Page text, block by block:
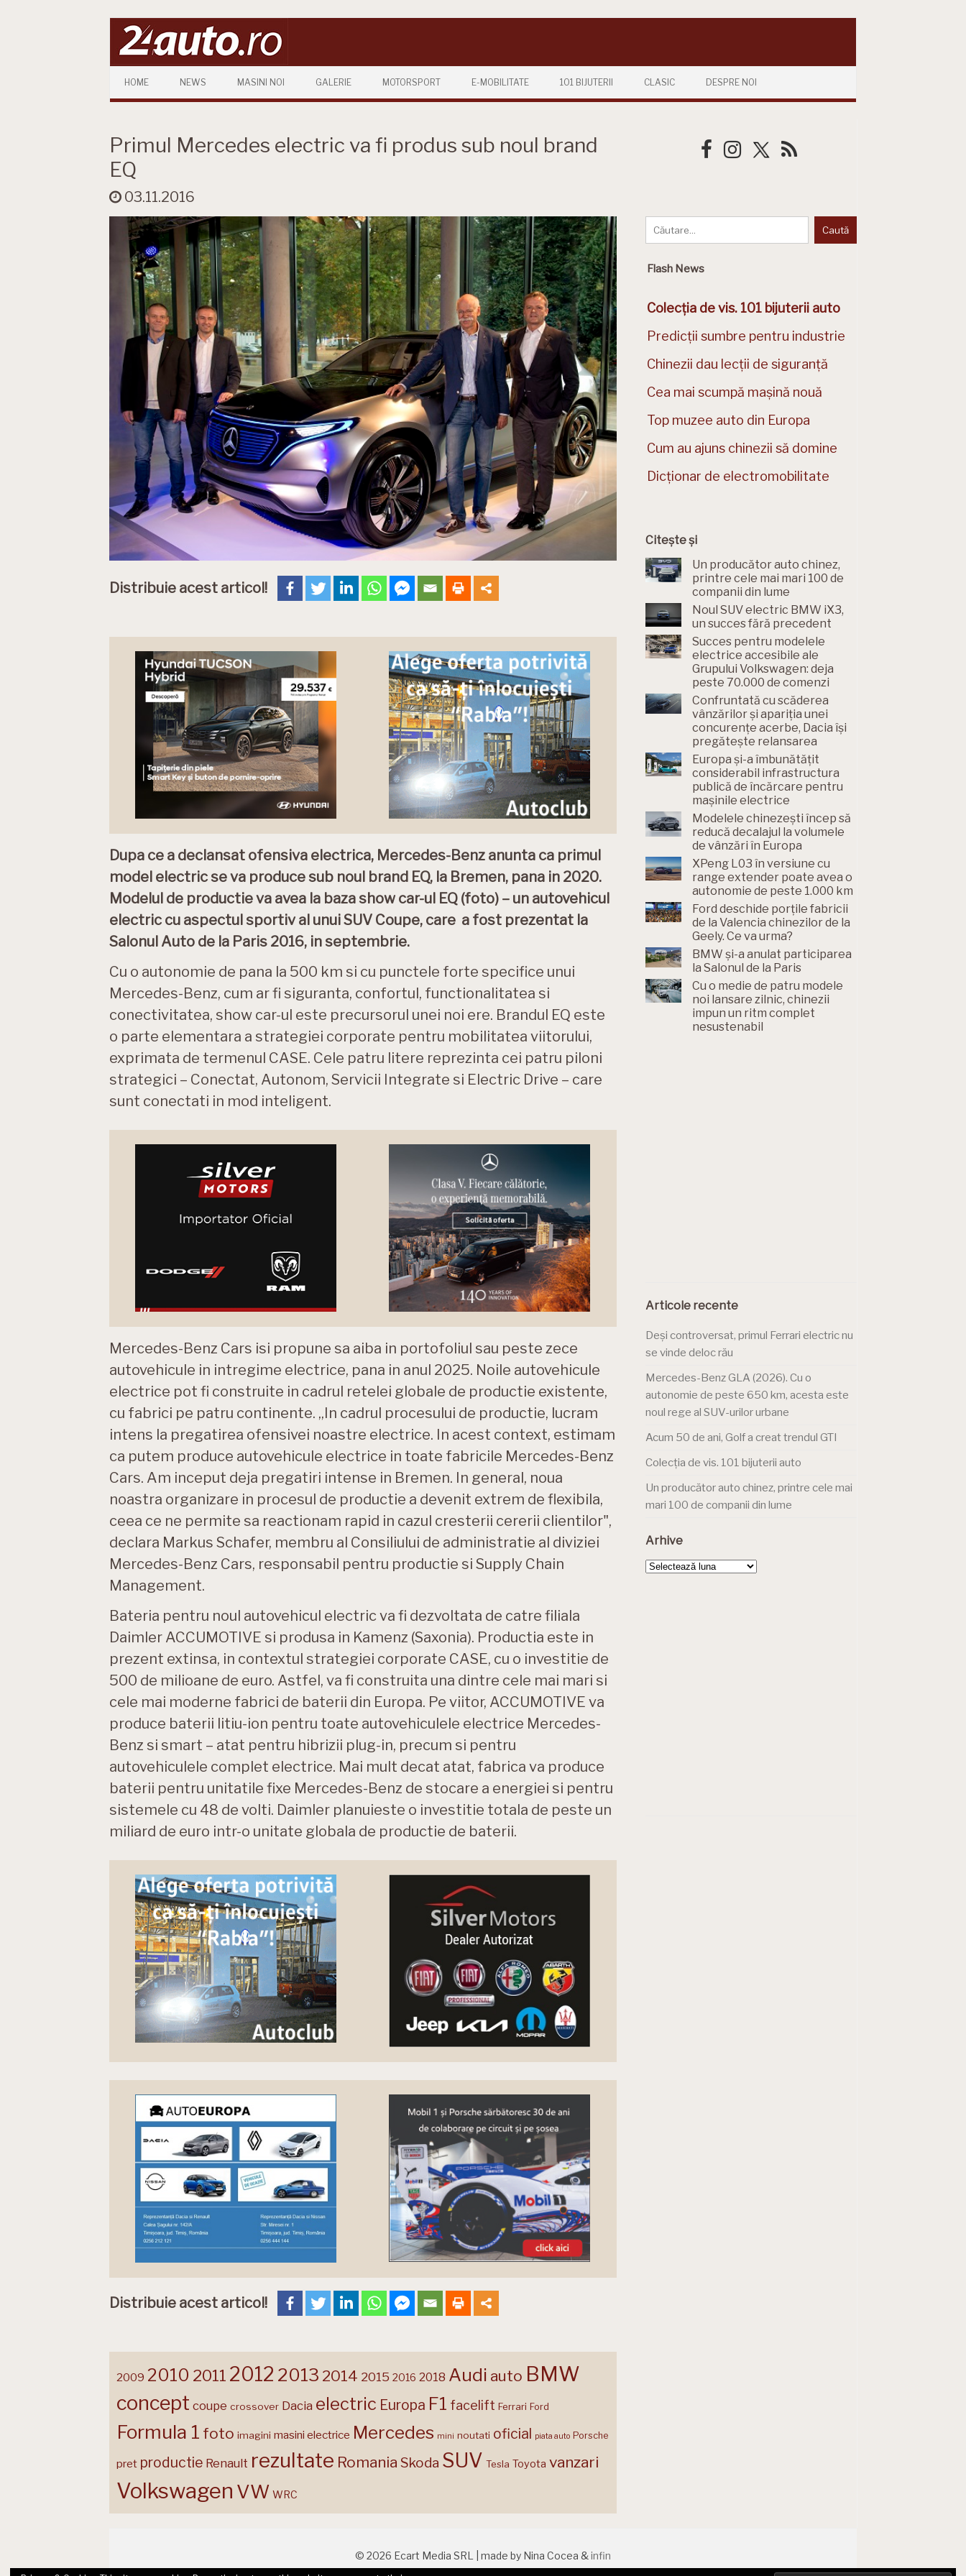
HOME NEWS MASINI NOI GALERIE MOTORSPORT E-MOBILITATE 101 BIJUTERII CLASIC DESPRE NOI
Primul Mercedes electric va fi produs sub noul brand
EQ
03.11.2016
Distribuie acest articol!
Dupa ce a declansat ofensiva electrica, Mercedes-Benz anunta ca primul
model electric se va produce sub noul brand EQ, la Bremen, pana in 2020.
Modelul de productie va avea la baza show car-ul EQ (foto) – un autovehicul
electric cu aspectul sportiv al unui SUV Coupe, care a fost prezentat la
Salonul Auto de la Paris 2016, in septembrie.
Cu o autonomie de pana la 500 km si cu punctele forte specifice unui
Mercedes-Benz, cum ar fi siguranta, confortul, functionalitatea si
conectivitatea, show car-ul este precursorul unei noi ere. Brandul EQ este
o parte elementara a strategiei corporate pentru mobilitatea viitorului,
exprimata de termenul CASE. Cele patru litere reprezinta cei patru piloni
strategici – Conectat, Autonom, Servicii Integrate si Electric Drive – care
sunt conectati in mod inteligent.
Mercedes-Benz Cars isi propune sa aiba in portofoliul sau peste zece
autovehicule in intregime electrice, pana in anul 2025. Noile autovehicule
electrice pot fi construite in cadrul retelei globale de productie existente,
cu fabrici pe patru continente. „In cadrul procesului de productie, lucram
intens la pregatirea ofensivei noastre electrice. In acest context, estimam
ca putem produce autovehicule electrice in toate fabricile Mercedes-Benz
Cars. Am inceput deja pregatiri intense in Bremen. In general, noua
noastra organizare in procesul de productie a devenit extrem de flexibila,
ceea ce ne permite sa reactionam rapid in cazul cresterii cererii clientilor",
declara Markus Schafer, membru al Consiliului de administratie al diviziei
Mercedes-Benz Cars, responsabil pentru productie si Supply Chain
Management.
Bateria pentru noul autovehicul electric va fi dezvoltata de catre filiala
Daimler ACCUMOTIVE si produsa in Kamenz (Saxonia). Productia este in
prezent extinsa, in contextul strategiei corporate CASE, cu o investitie de
500 de milioane de euro. Astfel, va fi construita una dintre cele mai mari si
cele mai moderne fabrici de baterii din Europa. Pe viitor, ACCUMOTIVE va
produce baterii litiu-ion pentru toate autovehiculele electrice Mercedes-
Benz si smart – atat pentru hibrizii plug-in, precum si pentru
autovehiculele complet electrice. Mai mult decat atat, fabrica va produce
baterii pentru unitatile fixe Mercedes-Benz de stocare a energiei si pentru
sistemele cu 48 de volti. Daimler planuieste o investitie totala de peste un
miliard de euro intr-o unitate globala de productie de baterii.
Distribuie acest articol!
Flash News
Colecția de vis. 101 bijuterii auto
Predicții sumbre pentru industrie
Chinezii dau lecții de siguranță
Cea mai scumpă mașină nouă
Top muzee auto din Europa
Cum au ajuns chinezii să domine
Dicționar de electromobilitate
Citește și
Un producător auto chinez,
printre cele mai mari 100 de
companii din lume
Noul SUV electric BMW iX3,
un succes fără precedent
Succes pentru modelele
electrice accesibile ale
Grupului Volkswagen: deja
peste 70.000 de comenzi
Confruntată cu scăderea
vânzărilor și apariția unei
concurențe acerbe, Dacia își
pregătește relansarea
Europa și-a îmbunătățit
considerabil infrastructura
publică de încărcare pentru
mașinile electrice
Modelele chinezești încep să
reducă decalajul la volumele
de vânzări în Europa
XPeng L03 în versiune cu
range extender poate avea o
autonomie de peste 1.000 km
Ford deschide porțile fabricii
de la Valencia chinezilor de la
Geely. Ce va urma?
BMW și-a anulat participarea
la Salonul de la Paris
Cu o medie de patru modele
noi lansare zilnic, chinezii
impun un ritm complet
nesustenabil
Articole recente
Deși controversat, primul Ferrari electric nu
se vinde deloc rău
Mercedes-Benz GLA (2026). Cu o
autonomie de peste 650 km, acesta este
noul rege al SUV-urilor urbane
Acum 50 de ani, Golf a creat trendul GTI
Colecția de vis. 101 bijuterii auto
Un producător auto chinez, printre cele mai
mari 100 de companii din lume
Arhive
Arhive
2009 2010 2011 2012 2013 2014 2015 2016 2018 Audi auto BMW
concept coupe crossover Dacia electric Europa F1 facelift Ferrari Ford
Formula 1 foto imagini masini electrice Mercedes mini noutati oficial piata auto Porsche
pret productie Renault rezultate Romania Skoda SUV Tesla Toyota vanzari
Volkswagen VW WRC
© 2026 Ecart Media SRL | made by Nina Cocea &infin